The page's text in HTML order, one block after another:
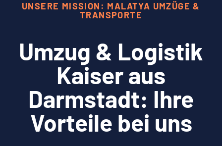
UNSERE MISSION: MALATYA UMZÜGE &
TRANSPORTE
Umzug & Logistik
Kaiser aus
Darmstadt: Ihre
Vorteile bei uns